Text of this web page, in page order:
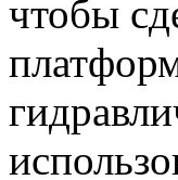
чтобы